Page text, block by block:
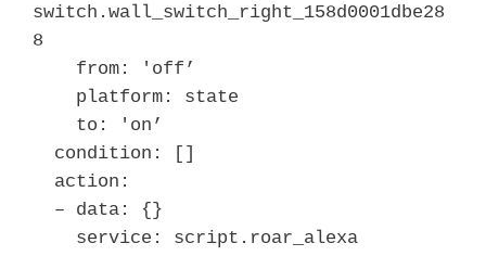
switch.wall_switch_right_158d0001dbe28
8
from: 'off’
platform: state
to: 'on’
condition: []
action:
– data: {}
service: script.roar_alexa